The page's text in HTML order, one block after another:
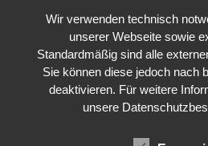
Wir verwenden technisch
unserer Webseite sowie
Standardmäßig sind alle
Sie können diese jedoch nach
deaktivieren. Für weitere
unsere